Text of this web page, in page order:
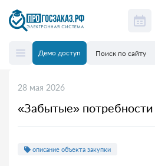
Демо доступ
28 мая 2026
«Забытые» потребности
описание объекта закупки